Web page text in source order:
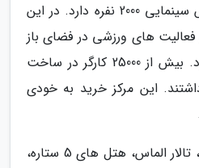
سه فودکورت و یک پردیس سینمایی 2000 نفره دارد. در این
های ورزشی در فضای باز
و سرپوشیده نیز وجود دارد. بیش از 25000 کارگر در ساخت
این مرکز خرید به خودی
مساجد، پیست های یخی، تالار الماس، هتل های 5 ستاره،